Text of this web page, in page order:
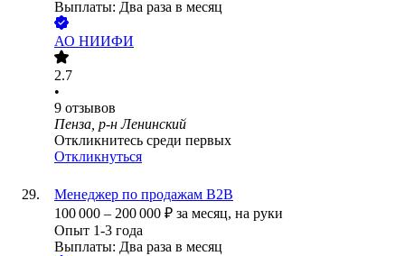
Выплаты: Два раза в месяц
АО НИИФИ
2.7
•
9 отзывов
Пенза, р-н Ленинский
Откликнитесь среди первых
Откликнуться
Менеджер по продажам B2B
100 000 – 200 000 ₽ за месяц, на руки
Опыт 1-3 года
Выплаты: Два раза в месяц